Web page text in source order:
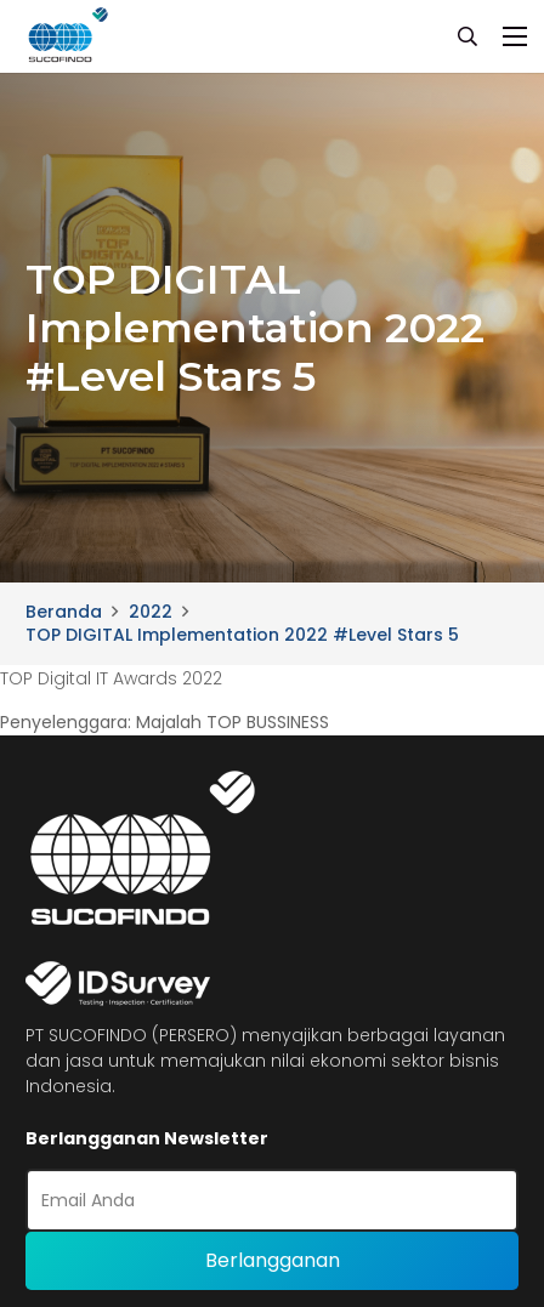
TOP DIGITAL
Implementation 2022
#Level Stars 5
Beranda
2022
TOP DIGITAL Implementation 2022 #Level Stars 5
TOP Digital IT Awards 2022
Penyelenggara: Majalah TOP BUSSINESS
PT SUCOFINDO (PERSERO) menyajikan berbagai layanan
dan jasa untuk memajukan nilai ekonomi sektor bisnis
Indonesia.
Berlangganan Newsletter